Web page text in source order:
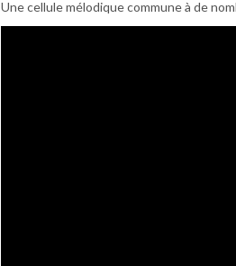
Une cellule mélodique commune à de